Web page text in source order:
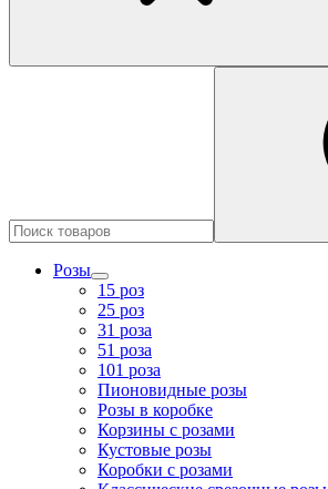
Розы
15 роз
25 роз
31 роза
51 роза
101 роза
Пионовидные розы
Розы в коробке
Корзины с розами
Кустовые розы
Коробки с розами